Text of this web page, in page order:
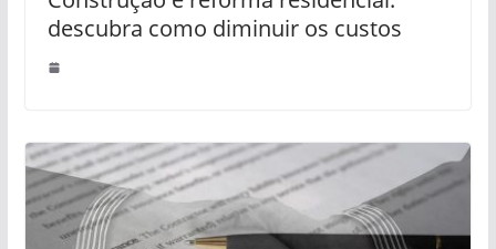
descubra como diminuir os custos